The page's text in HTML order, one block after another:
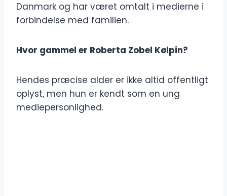
Danmark og har været omtalt i medierne i
forbindelse med familien.
Hvor gammel er Roberta Zobel Kølpin?
Hendes præcise alder er ikke altid offentligt
oplyst, men hun er kendt som en ung
mediepersonlighed.